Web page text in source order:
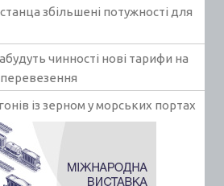
збільшені потужності для
чинності нові тарифи на
перевезення
із зерном у морських портах